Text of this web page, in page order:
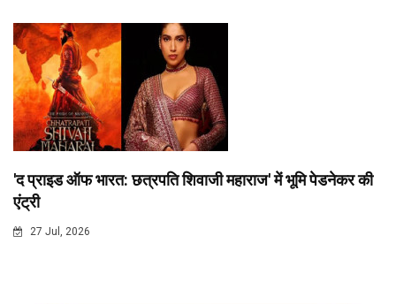
'द प्राइड ऑफ भारत: छत्रपति शिवाजी महाराज' में भूमि पेडनेकर की
एंट्री
27 Jul, 2026